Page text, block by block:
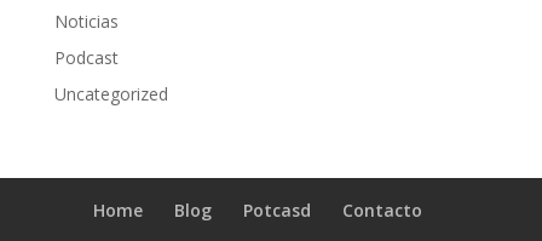
Noticias
Podcast
Uncategorized
Home Blog Potcasd Contacto